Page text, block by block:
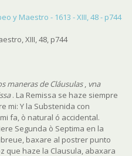
y Maestro - 1613 - XIII, 48 - p744
XIII, 48, p744
maneras de Cláusulas, vna
. La Remissa se haze siempre
mi: Y la Substenida con
fa, ò natural ó accidental.
Segunda ò Septima en la
baxare al postrer punto
que haze la Clausula, abaxara